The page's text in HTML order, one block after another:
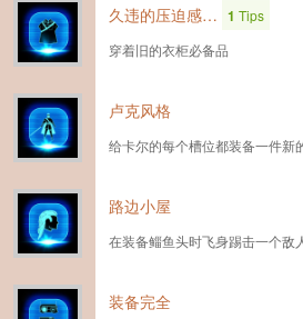
久违的压迫感… 1 Tips
穿着旧的衣柜必备品
卢克风格
给卡尔的每个槽位都装备一件新
路边小屋
在装备鲻鱼头时飞身踢击一个敌
装备完全